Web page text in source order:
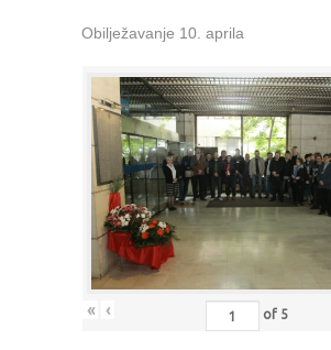
Obilježavanje 10. aprila
« ‹ of 5